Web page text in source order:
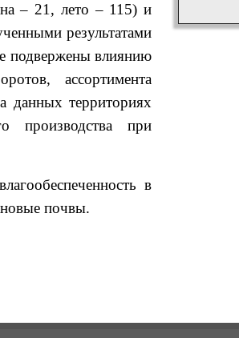
– 21, лето – 115) и
результатами
подвержены влиянию
ассортимента
данных территориях
производства при
в
почвы.